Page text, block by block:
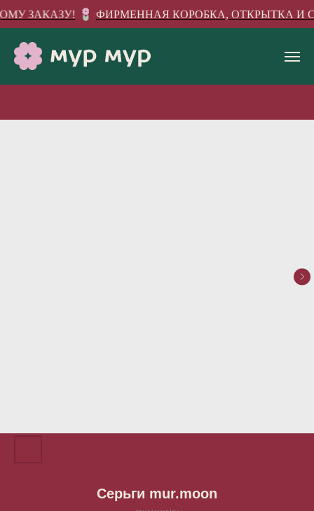
ЗАКАЗУ! ФИРМЕННАЯ КОРОБКА, ОТКРЫТКА И
Серьги mur.moon